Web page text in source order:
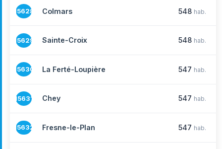
15628 Colmars 548 hab.
15629 Sainte-Croix 548 hab.
15630 La Ferté-Loupière 547 hab.
15631 Chey 547 hab.
15632 Fresne-le-Plan 547 hab.